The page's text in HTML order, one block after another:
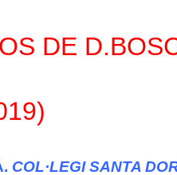
DE
COL·LEGI SANTA